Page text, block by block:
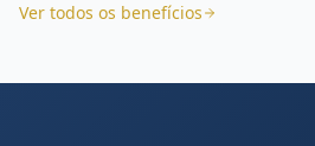
Ver todos os benefícios